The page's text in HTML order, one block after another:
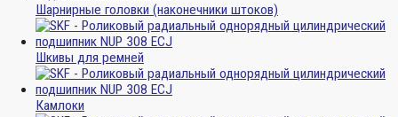
Шарнирные головки (наконечники штоков)
Шкивы для ремней
Камлоки